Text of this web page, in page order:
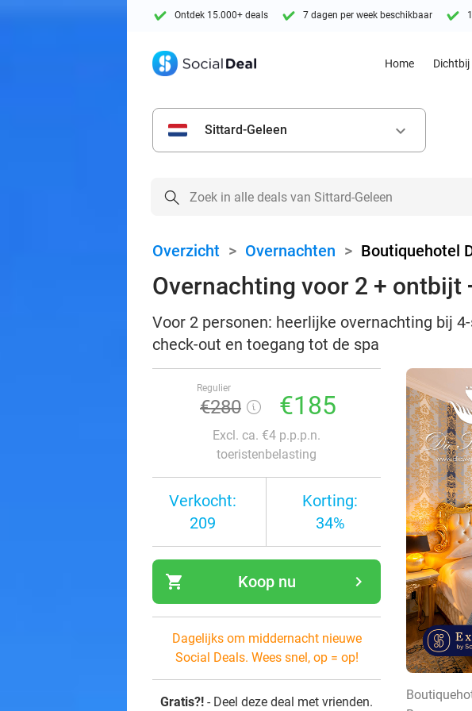
Ontdek 15.000+ deals 7 dagen per week beschikbaar
Home Dichtbij
Sittard-Geleen keyboard_arrow_down
Overzicht > Overnachten > Boutiquehotel
Overnachting voor 2 +
Voor 2 personen: heerlijke overnachting bij
check-out en toegang tot de spa
Regulier
€280 €185
Excl. ca. €4 p.p.p.n.
toeristenbelasting
Verkocht:
209
Korting:
34%
shopping_cart navigate_next
Koop nu
Dagelijks om middernacht nieuwe
Social Deals. Wees snel, op = op!
Gratis?! - Deel deze deal met vrienden.